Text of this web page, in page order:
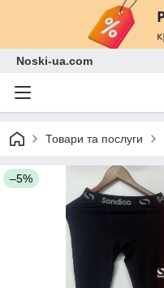
Noski-ua.com
Товари та послуги
–5%